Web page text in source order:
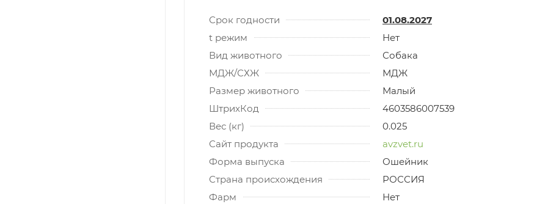
Срок годности
01.08.2027
t режим
Нет
Вид животного
Собака
МДЖ/СХЖ
МДЖ
Размер животного
Малый
ШтрихКод
4603586007539
Вес (кг)
0.025
Сайт продукта
avzvet.ru
Форма выпуска
Ошейник
Страна происхождения
РОССИЯ
Фарм
Нет